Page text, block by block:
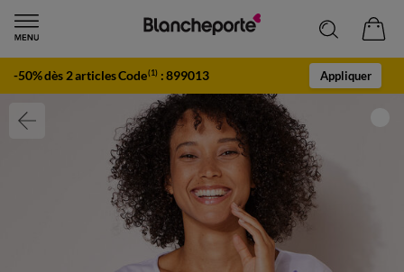
-50% dès 2 articles Code(1) :899013 Appliquer